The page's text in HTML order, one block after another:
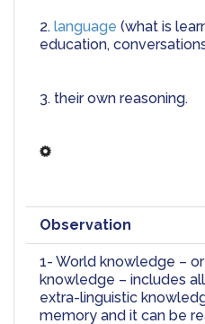
2. language (what is
education,
3. their own reasoning.
Observation
1- World knowledge –
knowledge – includes
extra-linguistic
memory and it can be